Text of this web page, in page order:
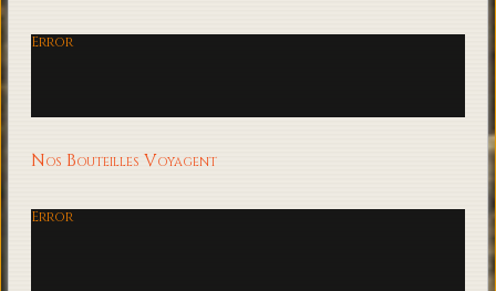
Error
Nos Bouteilles Voyagent
Error